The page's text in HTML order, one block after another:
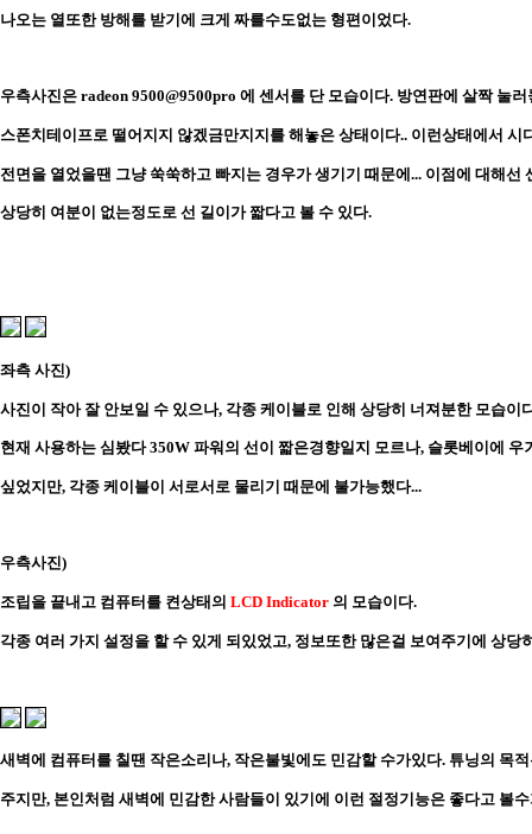
나오는 열또한 방해를 받기에 크게 짜를수도없는 형편이었다.
우측사진은 radeon 9500@9500pro 에 센서를 단 모습이다. 방연판에 살짝 눌
스폰치테이프로 떨어지지 않겠금만지지를 해놓은 상태이다.. 이런상태에서 시
전면을 열었을땐 그냥 쑥쑥하고 빠지는 경우가 생기기 때문에... 이점에 대해선
상당히 여분이 없는정도로 선 길이가 짧다고 볼 수 있다.
좌측 사진)
사진이 작아 잘 안보일 수 있으나, 각종 케이블로 인해 상당히 너져분한 모습이
현재 사용하는 심봤다 350W 파워의 선이 짧은경향일지 모르나, 슬롯베이에 우
싶었지만, 각종 케이블이 서로서로 물리기 때문에 불가능했다...
우측사진)
조립을 끝내고 컴퓨터를 켠상태의 LCD Indicator 의 모습이다.
각종 여러 가지 설정을 할 수 있게 되있었고, 정보또한 많은걸 보여주기에 상당
새벽에 컴퓨터를 칠땐 작은소리나, 작은불빛에도 민감할 수가있다. 튜닝의 목
주지만, 본인처럼 새벽에 민감한 사람들이 있기에 이런 절정기능은 좋다고 볼